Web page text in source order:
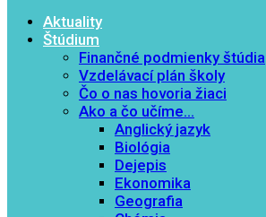
Aktuality
Štúdium
Finančné podmienky štúdia
Vzdelávací plán školy
Čo o nas hovoria žiaci
Ako a čo učíme…
Anglický jazyk
Biológia
Dejepis
Ekonomika
Geografia